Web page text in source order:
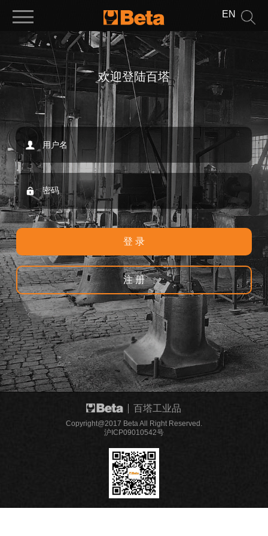
EN
欢迎登陆百塔
注 册
百塔工业品
Copyright@2017 Beta All Right Reserved.
沪ICP09010542号